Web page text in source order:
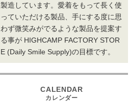
製造しています。愛着をもって長く使
っていただける製品、手にする度に思
わず微笑みがでるような製品を提案す
る事が HIGHCAMP FACTORY STOR
E (Daily Smile Supply)の目標です。